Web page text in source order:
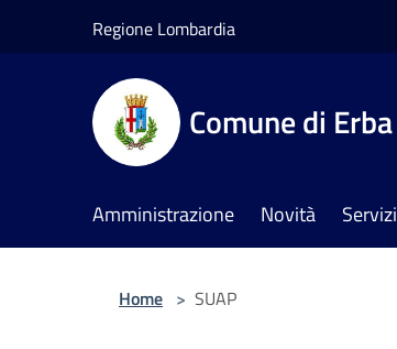
Regione Lombardia
Comune di Erba
Amministrazione Novità Servizi
Home > SUAP